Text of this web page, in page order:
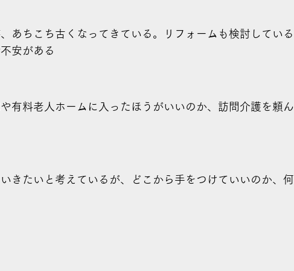
あちこち古くなってきている。リフォームも検討している
安がある
有料老人ホームに入ったほうがいいのか、訪問介護を頼ん
きたいと考えているが、どこから手をつけていいのか、何